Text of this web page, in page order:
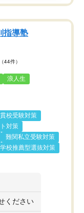
指導塾
（44件）
浪人生
校受験対策
対策
難関私立受験対策
校推薦型選抜対策
ください